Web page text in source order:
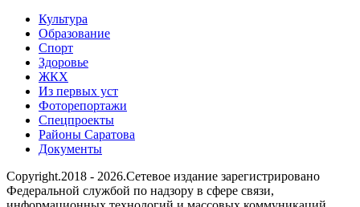
Культура
Образование
Спорт
Здоровье
ЖКХ
Из пеpвых уст
Фоторепортажи
Спецпроекты
Районы Саратова
Документы
Copyright.2018 - 2026.Сетевое издание зарегистрировано
Федеральной службой по надзору в сфере связи,